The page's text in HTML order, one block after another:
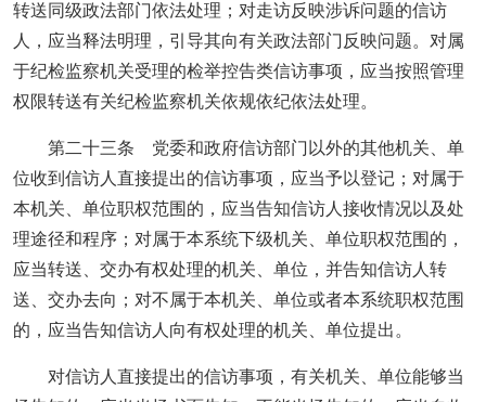
转送同级政法部门依法处理；对走访反映涉诉问题的信访
人，应当释法明理，引导其向有关政法部门反映问题。对属
于纪检监察机关受理的检举控告类信访事项，应当按照管理
权限转送有关纪检监察机关依规依纪依法处理。
第二十三条 党委和政府信访部门以外的其他机关、单
位收到信访人直接提出的信访事项，应当予以登记；对属于
本机关、单位职权范围的，应当告知信访人接收情况以及处
理途径和程序；对属于本系统下级机关、单位职权范围的，
应当转送、交办有权处理的机关、单位，并告知信访人转
送、交办去向；对不属于本机关、单位或者本系统职权范围
的，应当告知信访人向有权处理的机关、单位提出。
对信访人直接提出的信访事项，有关机关、单位能够当